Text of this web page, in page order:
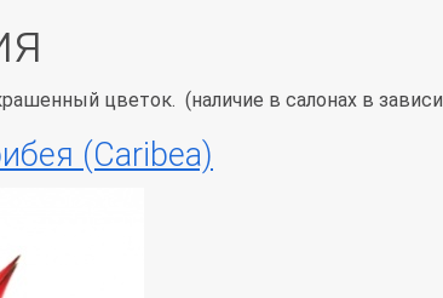
цветок. (наличие в салонах в
(Caribea)